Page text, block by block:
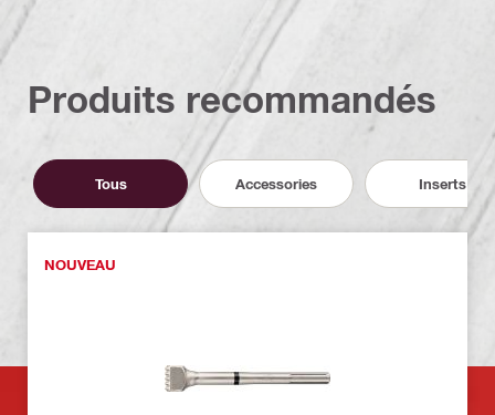
Produits recommandés
Tous Accessories Inserts
NOUVEAU